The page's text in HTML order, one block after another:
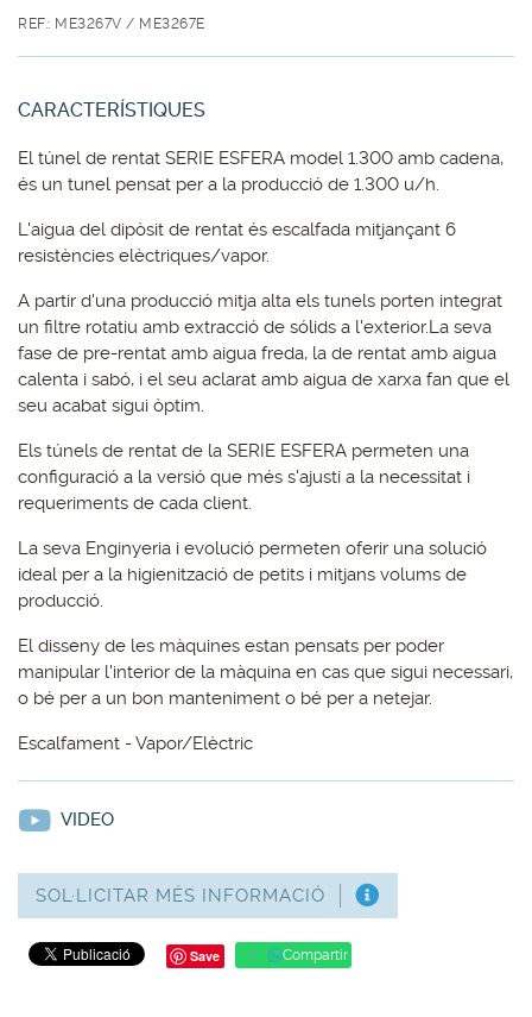
REF.: ME3267V / ME3267E
CARACTERÍSTIQUES
El túnel de rentat SERIE ESFERA model 1.300 amb cadena,
és un tunel pensat per a la producció de 1.300 u/h.
L'aigua del dipòsit de rentat és escalfada mitjançant 6
resistències elèctriques/vapor.
A partir d'una producció mitja alta els tunels porten integrat
un filtre rotatiu amb extracció de sólids a l'exterior.La seva
fase de pre-rentat amb aigua freda, la de rentat amb aigua
calenta i sabó, i el seu aclarat amb aigua de xarxa fan que el
seu acabat sigui òptim.
Els túnels de rentat de la SERIE ESFERA permeten una
configuració a la versió que més s'ajusti a la necessitat i
requeriments de cada client.
La seva Enginyeria i evolució permeten oferir una solució
ideal per a la higienització de petits i mitjans volums de
producció.
El disseny de les màquines estan pensats per poder
manipular l'interior de la màquina en cas que sigui necessari,
o bé per a un bon manteniment o bé per a netejar.
Escalfament - Vapor/Elèctric
VIDEO
Save Compartir
SOL·LICITAR MÉS INFORMACIÓ